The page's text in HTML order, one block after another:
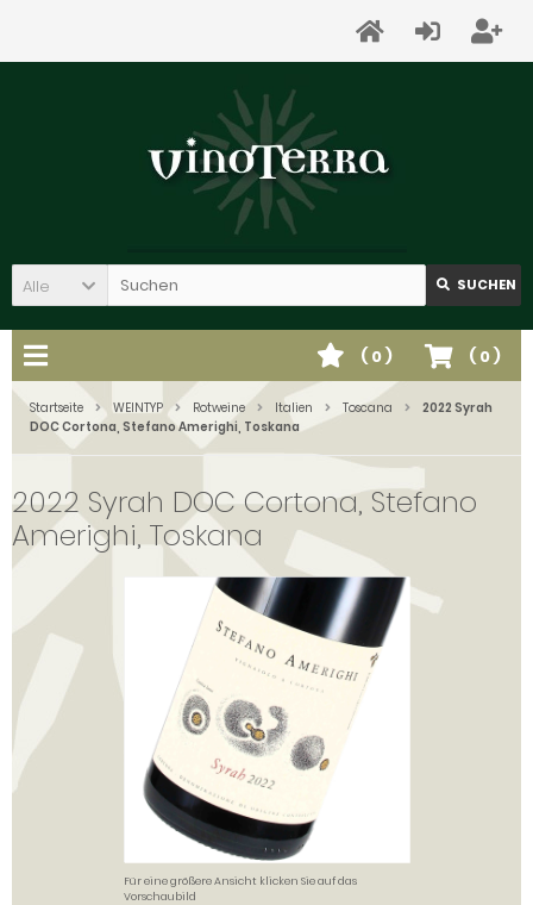
Alle SUCHEN
( 0)
( 0)
Startseite WEINTYP Rotweine Italien Toscana
2022 Syrah
DOC Cortona, Stefano Amerighi, Toskana
2022 Syrah DOC Cortona, Stefano
Amerighi, Toskana
Für eine größere Ansicht klicken Sie auf das
Vorschaubild